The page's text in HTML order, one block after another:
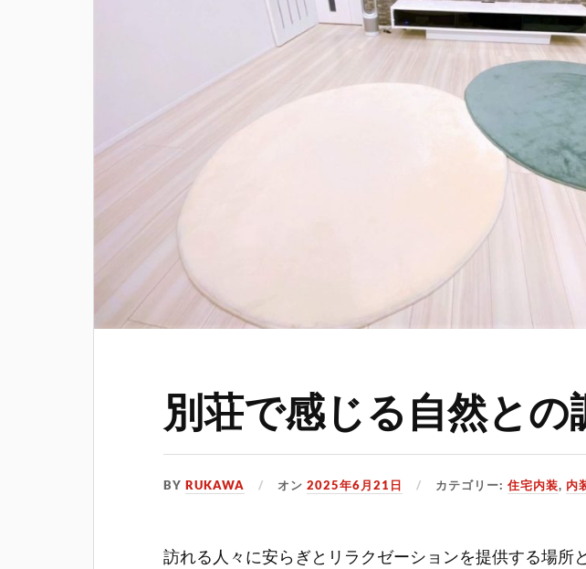
別荘で感じる自然との
BYRUKAWA オン2025年6月21日 カテゴリー:住宅内装, 内
訪れる人々に安らぎとリラクゼーションを提供する場所